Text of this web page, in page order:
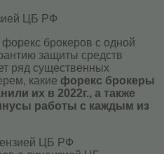
брокеров с одной
защиты средств
ряд существенных
какие форекс брокеры
их в 2022г., а также
работы с каждым из
ЦБ РФ